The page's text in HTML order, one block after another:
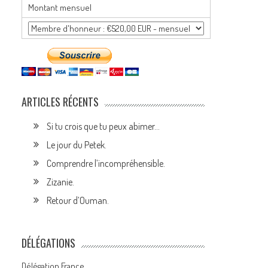
Montant mensuel
ARTICLES RÉCENTS
Si tu crois que tu peux abimer…
Le jour du Petek.
Comprendre l’incompréhensible.
Zizanie.
Retour d’Ouman.
DÉLÉGATIONS